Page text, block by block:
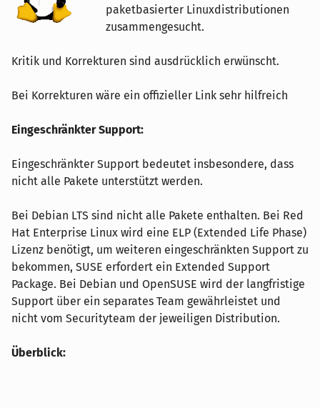
paketbasierter Linuxdistributionen
zusammengesucht.
Kritik und Korrekturen sind ausdrücklich erwünscht.
Bei Korrekturen wäre ein offizieller Link sehr hilfreich
Eingeschränkter Support:
Eingeschränkter Support bedeutet insbesondere, dass
nicht alle Pakete unterstützt werden.
Bei Debian LTS sind nicht alle Pakete enthalten. Bei Red
Hat Enterprise Linux wird eine ELP (Extended Life Phase)
Lizenz benötigt, um weiteren eingeschränkten Support zu
bekommen, SUSE erfordert ein Extended Support
Package. Bei Debian und OpenSUSE wird der langfristige
Support über ein separates Team gewährleistet und
nicht vom Securityteam der jeweiligen Distribution.
Überblick: